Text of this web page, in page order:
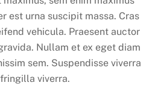
est urna suscipit massa. Cras
vehicula. Praesent auctor
Nullam et ex eget diam
sem. Suspendisse viverra
viverra.